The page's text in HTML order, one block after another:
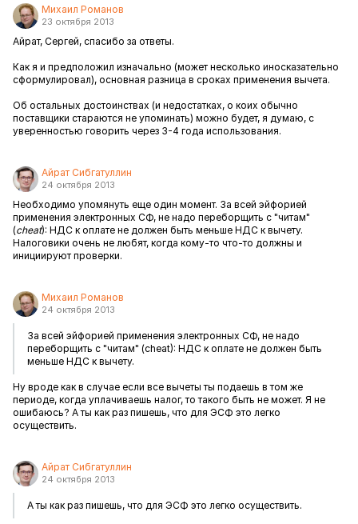
Михаил Романов
23 октября 2013
Айрат, Сергей, спасибо за ответы.
Как я и предположил изначально (может несколько иносказательно
сформулировал), основная разница в сроках применения вычета.
Об остальных достоинствах (и недостатках, о коих обычно
поставщики стараются не упоминать) можно будет, я думаю, с
уверенностью говорить через 3-4 года использования.
Айрат Сибгатуллин
24 октября 2013
Необходимо упомянуть еще один момент. За всей эйфорией
применения электронных СФ, не надо переборщить с "читам"
(cheat): НДС к оплате не должен быть меньше НДС к вычету.
Налоговики очень не любят, когда кому-то что-то должны и
инициируют проверки.
Михаил Романов
24 октября 2013
За всей эйфорией применения электронных СФ, не надо
переборщить с "читам" (cheat): НДС к оплате не должен быть
меньше НДС к вычету.
Ну вроде как в случае если все вычеты ты подаешь в том же
периоде, когда уплачиваешь налог, то такого быть не может. Я не
ошибаюсь? А ты как раз пишешь, что для ЭСФ это легко
осуществить.
Айрат Сибгатуллин
24 октября 2013
А ты как раз пишешь, что для ЭСФ это легко осуществить.